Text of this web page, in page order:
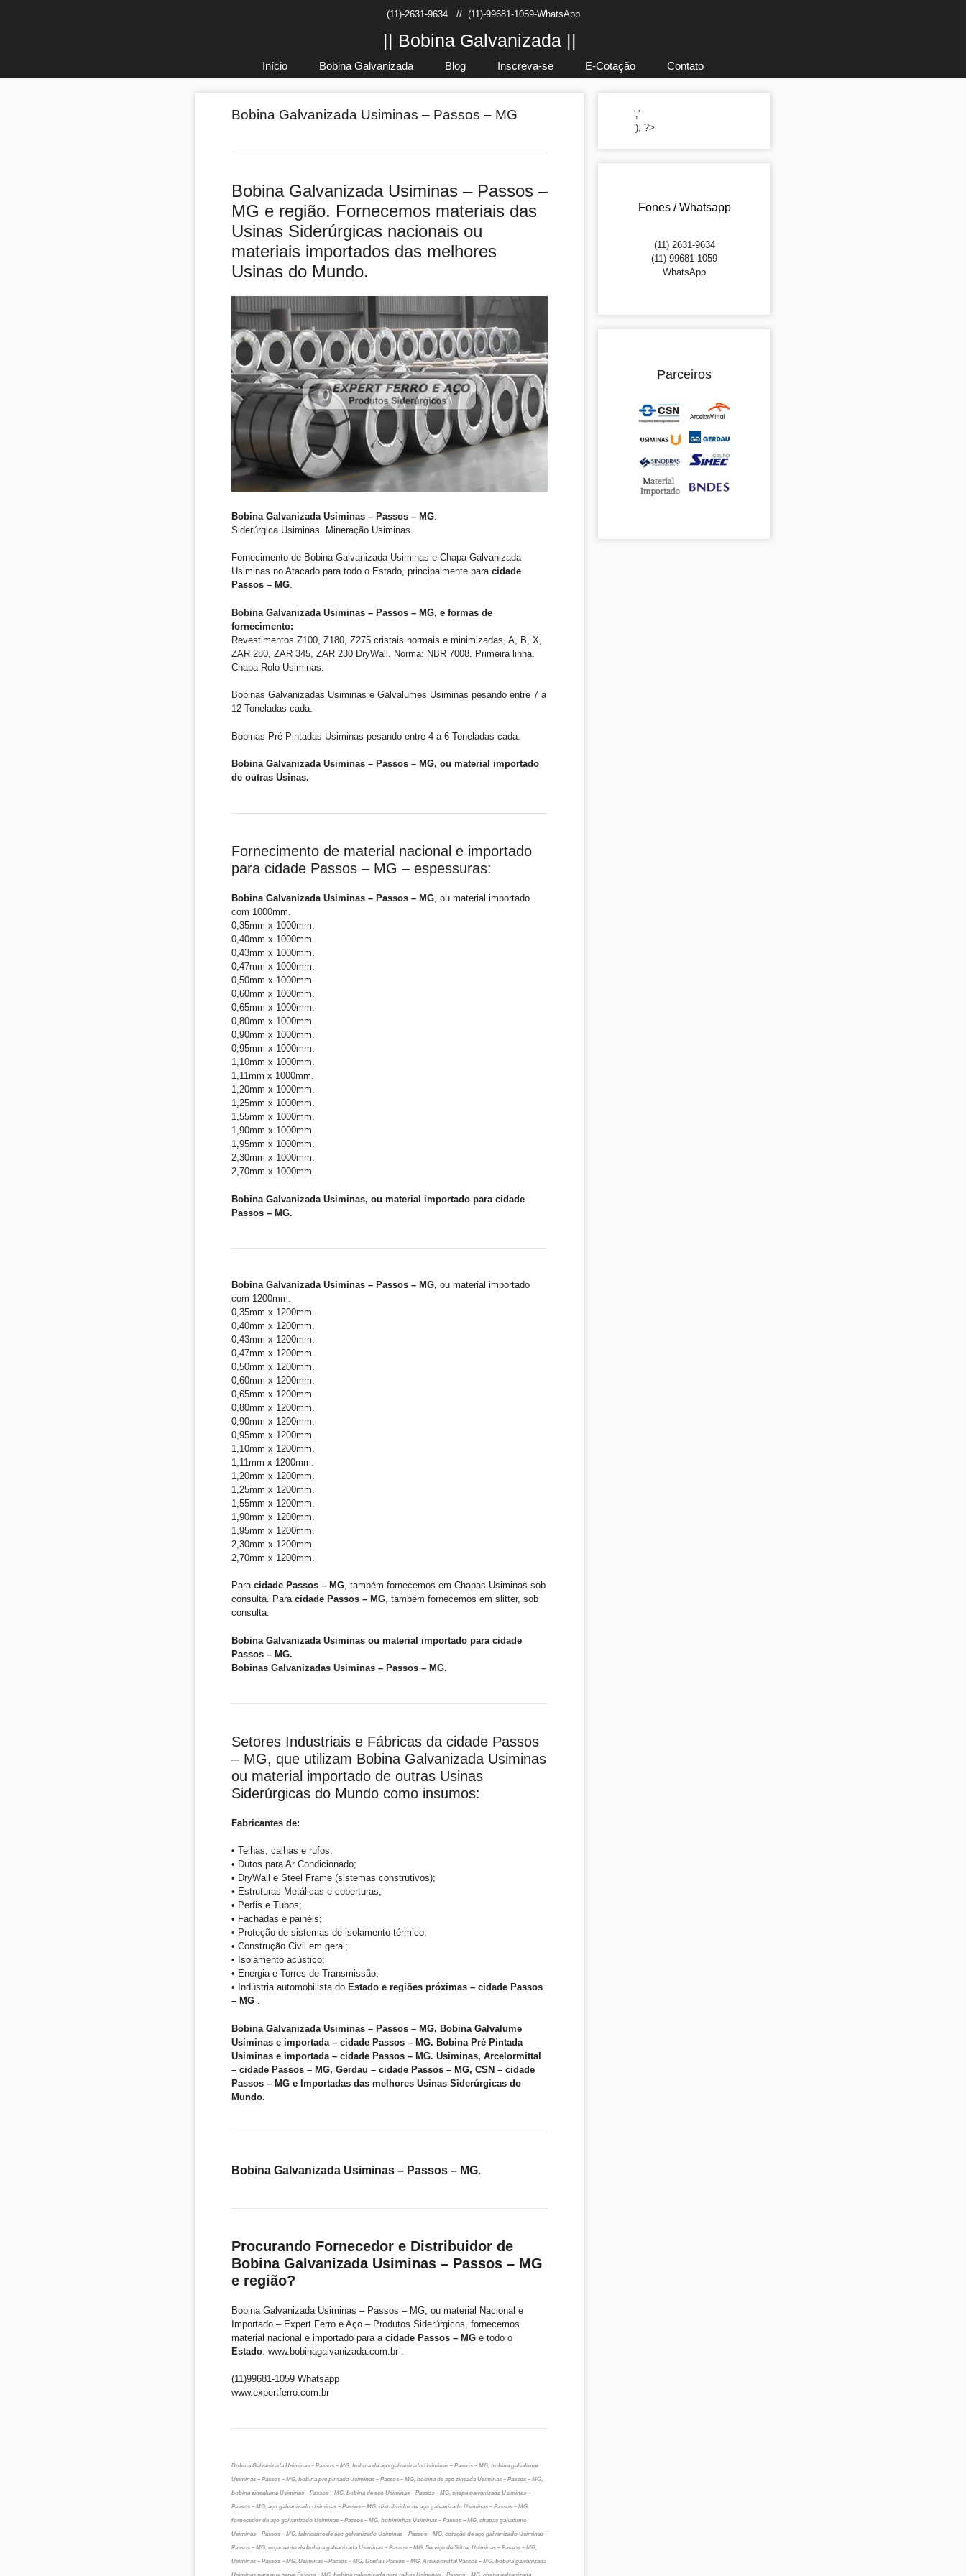
(11)-2631-9634// (11)-99681-1059-WhatsApp
|| Bobina Galvanizada ||
Início Bobina Galvanizada Blog Inscreva-se E-Cotação Contato
Bobina Galvanizada Usiminas – Passos – MG
Bobina Galvanizada Usiminas – Passos –
MG e região. Fornecemos materiais das
Usinas Siderúrgicas nacionais ou
materiais importados das melhores
Usinas do Mundo.
Bobina Galvanizada Usiminas – Passos – MG
Siderúrgica Usiminas. Mineração Usiminas.
Fornecimento de Bobina Galvanizada Usiminas e Chapa Galvanizada
Usiminas no Atacado para todo o Estado, principalmente para cidade
Passos – MG.
Bobina Galvanizada Usiminas – Passos – MG, e formas de
fornecimento:
Revestimentos Z100, Z180, Z275 cristais normais e minimizadas, A, B, X,
ZAR 280, ZAR 345, ZAR 230 DryWall. Norma: NBR 7008. Primeira linha.
Chapa Rolo Usiminas.
Bobinas Galvanizadas Usiminas e Galvalumes Usiminas pesando entre 7 a
12 Toneladas cada.
Bobinas Pré-Pintadas Usiminas pesando entre 4 a 6 Toneladas cada.
Bobina Galvanizada Usiminas – Passos – MG, ou material importado
de outras Usinas.
Fornecimento de material nacional e importado
para cidade Passos – MG – espessuras:
Bobina Galvanizada Usiminas – Passos – MG, ou material importado
com 1000mm.
0,35mm x 1000mm.
0,40mm x 1000mm.
0,43mm x 1000mm.
0,47mm x 1000mm.
0,50mm x 1000mm.
0,60mm x 1000mm.
0,65mm x 1000mm.
0,80mm x 1000mm.
0,90mm x 1000mm.
0,95mm x 1000mm.
1,10mm x 1000mm.
1,11mm x 1000mm.
1,20mm x 1000mm.
1,25mm x 1000mm.
1,55mm x 1000mm.
1,90mm x 1000mm.
1,95mm x 1000mm.
2,30mm x 1000mm.
2,70mm x 1000mm.
Bobina Galvanizada Usiminas, ou material importado para cidade
Passos – MG.
Bobina Galvanizada Usiminas – Passos – MG, ou material importado
com 1200mm.
0,35mm x 1200mm.
0,40mm x 1200mm.
0,43mm x 1200mm.
0,47mm x 1200mm.
0,50mm x 1200mm.
0,60mm x 1200mm.
0,65mm x 1200mm.
0,80mm x 1200mm.
0,90mm x 1200mm.
0,95mm x 1200mm.
1,10mm x 1200mm.
1,11mm x 1200mm.
1,20mm x 1200mm.
1,25mm x 1200mm.
1,55mm x 1200mm.
1,90mm x 1200mm.
1,95mm x 1200mm.
2,30mm x 1200mm.
2,70mm x 1200mm.
Para cidade Passos – MG, também fornecemos em Chapas Usiminas sob
consulta. Para cidade Passos – MG, também fornecemos em slitter, sob
consulta.
Bobina Galvanizada Usiminas ou material importado para cidade
Passos – MG.
Bobinas Galvanizadas Usiminas – Passos – MG.
Setores Industriais e Fábricas da cidade Passos
– MG, que utilizam Bobina Galvanizada Usiminas
ou material importado de outras Usinas
Siderúrgicas do Mundo como insumos:
Fabricantes de:
• Telhas, calhas e rufos;
• Dutos para Ar Condicionado;
• DryWall e Steel Frame (sistemas construtivos);
• Estruturas Metálicas e coberturas;
• Perfis e Tubos;
• Fachadas e painéis;
• Proteção de sistemas de isolamento térmico;
• Construção Civil em geral;
• Isolamento acústico;
• Energia e Torres de Transmissão;
• Indústria automobilista do Estado e regiões próximas – cidade Passos
– MG .
Bobina Galvanizada Usiminas – Passos – MG. Bobina Galvalume
Usiminas e importada – cidade Passos – MG. Bobina Pré Pintada
Usiminas e importada – cidade Passos – MG. Usiminas, Arcelormittal
– cidade Passos – MG, Gerdau – cidade Passos – MG, CSN – cidade
Passos – MG e Importadas das melhores Usinas Siderúrgicas do
Mundo.
Bobina Galvanizada Usiminas – Passos – MG.
Procurando Fornecedor e Distribuidor de
Bobina Galvanizada Usiminas – Passos – MG
e região?
Bobina Galvanizada Usiminas – Passos – MG, ou material Nacional e
Importado – Expert Ferro e Aço – Produtos Siderúrgicos, fornecemos
material nacional e importado para a cidade Passos – MG e todo o
Estado . www.bobinagalvanizada.com.br .
(11)99681-1059 Whatsapp
www.expertferro.com.br
Bobina Galvanizada Usiminas – Passos – MG, bobina de aço galvanizado Usiminas – Passos – MG, bobina galvalume
Usiminas – Passos – MG, bobina pre pintada Usiminas – Passos – MG, bobina de aço zincada Usiminas – Passos – MG,
bobina zincalume Usiminas – Passos – MG, bobina de aço Usiminas – Passos – MG, chapa galvanizada Usiminas –
Passos – MG, aço galvanizado Usiminas – Passos – MG, distribuidor de aço galvanizado Usiminas – Passos – MG,
fornecedor de aço galvanizado Usiminas – Passos – MG, bobininhas Usiminas – Passos – MG, chapas galvalume
Usiminas – Passos – MG, fabricante de aço galvanizado Usiminas – Passos – MG, cotação de aço galvanizado Usiminas –
Passos – MG, orçamento de bobina galvanizada Usiminas – Passos – MG, Serviço de Slitter Usiminas – Passos – MG,
Usiminas – Passos – MG, Usiminas – Passos – MG, Gerdau Passos – MG, Arcelormittal Passos – MG, bobina galvanizada
','
'); ?>
Fones / Whatsapp
(11) 2631-9634
(11) 99681-1059
WhatsApp
Parceiros